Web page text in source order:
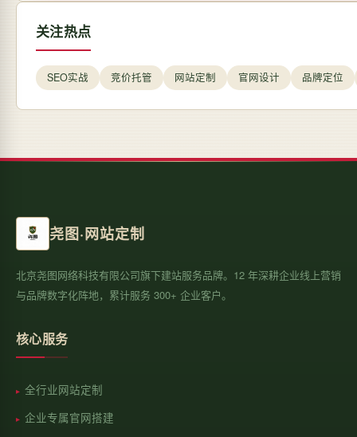
关注热点
SEO实战 竞价托管 网站定制 官网设计 品牌定位
尧图·网站定制
北京尧图网络科技有限公司旗下建站服务品牌。12 年深耕企业线上营销
与品牌数字化阵地，累计服务 300+ 企业客户。
核心服务
全行业网站定制
企业专属官网搭建